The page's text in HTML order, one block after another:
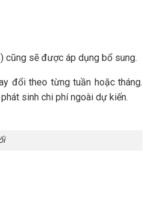
cũng sẽ được áp dụng bổ sung.
đổi theo từng tuần hoặc tháng.
sinh chi phí ngoài dự kiến.